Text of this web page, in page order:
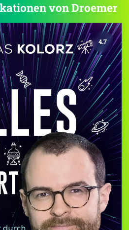
von Droemer
4.7